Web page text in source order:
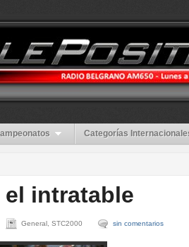
Categorías
intratable
General, STC2000 sin comentarios